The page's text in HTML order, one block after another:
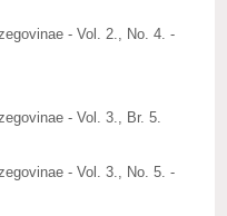
- Vol. 2., No. 4. -
- Vol. 3., Br. 5.
- Vol. 3., No. 5. -